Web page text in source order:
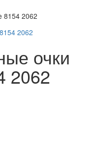
8154 2062
очки
2062